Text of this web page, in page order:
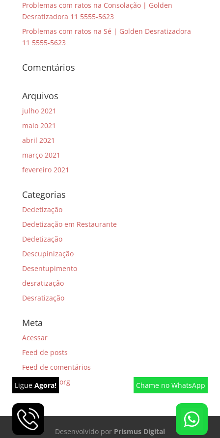
Problemas com ratos na Consolação | Golden
Desratizadora 11 5555-5623
Problemas com ratos na Sé | Golden Desratizadora
11 5555-5623
Comentários
Arquivos
julho 2021
maio 2021
abril 2021
março 2021
fevereiro 2021
Categorias
Dedetização
Dedetização em Restaurante
Dedetização
Descupinização
Desentupimento
desratização
Desratização
Meta
Acessar
Feed de posts
Feed de comentários
WordPress.org
Desenvolvido por Prismus Digital
Ligue Agora! Chame no WhatsApp